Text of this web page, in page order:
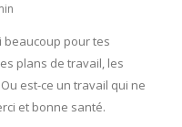
beaucoup pour tes
plans de travail, les
est-ce un travail qui ne
et bonne santé.